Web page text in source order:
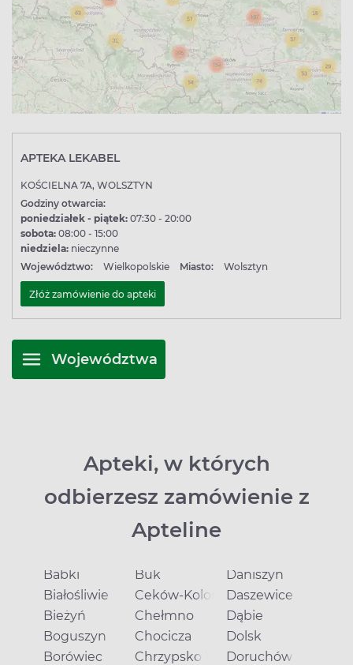
APTEKA LEKABEL
KOŚCIELNA 7A, WOLSZTYN
Godziny otwarcia:
poniedziałek - piątek: 07:30 - 20:00
sobota: 08:00 - 15:00
niedziela: nieczynne
Województwo:
Wielkopolskie Miasto: Wolsztyn
Złóż zamówienie do apteki
Województwa
Apteki, w których
odbierzesz zamówienie z
Apteline
Babki
Białośliwie
Bieżyń
Boguszyn
Borówiec
Buk
Ceków-Kolonia
Chełmno
Chocicza
Chrzypsko Wielkie
Daniszyn
Daszewice
Dąbie
Dolsk
Doruchów